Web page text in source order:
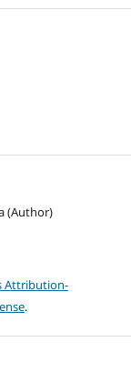
(Author)
Attribution-
.